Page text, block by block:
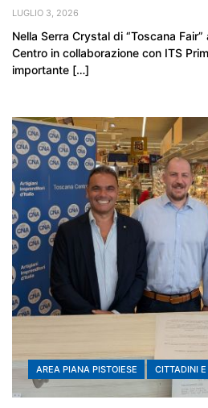
LUGLIO 3, 2026
Nella Serra Crystal di “Toscana
Centro in collaborazione con ITS
importante […]
AREA PIANA PISTOIESE CITTADINI